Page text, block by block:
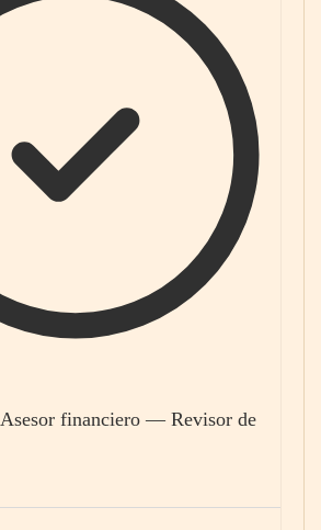
Asesor financiero — Revisor de